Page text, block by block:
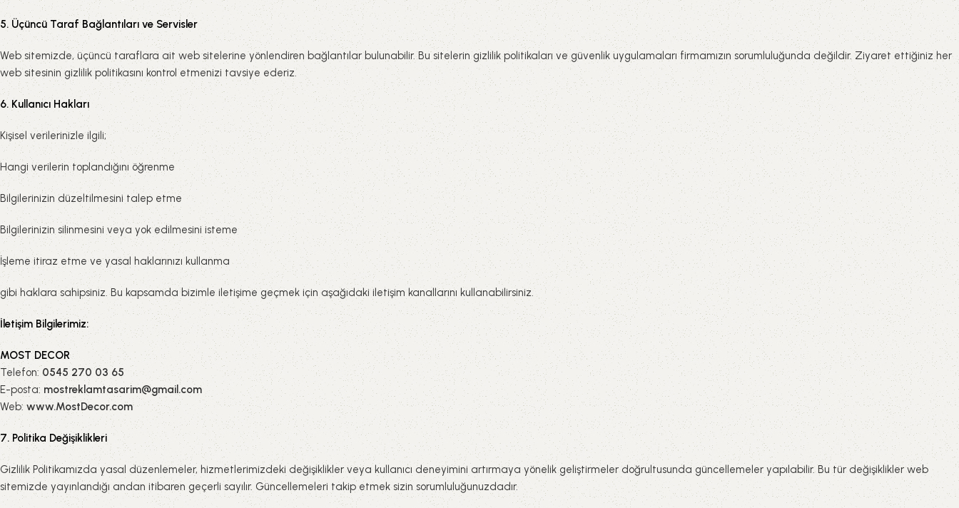
5. Üçüncü Taraf Bağlantıları ve Servisler
Web sitemizde, üçüncü taraflara ait web sitelerine yönlendiren bağlantılar bulunabilir. Bu sitelerin gizlilik politikaları ve güvenlik uygulamaları firmamızın sorumluluğunda değildir. Ziyaret ettiğiniz her
web sitesinin gizlilik politikasını kontrol etmenizi tavsiye ederiz.
6. Kullanıcı Hakları
Kişisel verilerinizle ilgili;
Hangi verilerin toplandığını öğrenme
Bilgilerinizin düzeltilmesini talep etme
Bilgilerinizin silinmesini veya yok edilmesini isteme
İşleme itiraz etme ve yasal haklarınızı kullanma
gibi haklara sahipsiniz. Bu kapsamda bizimle iletişime geçmek için aşağıdaki iletişim kanallarını kullanabilirsiniz.
İletişim Bilgilerimiz:
MOST DECOR
Telefon: 0545 270 03 65
E-posta: mostreklamtasarim@gmail.com
Web:www.MostDecor.com
7. Politika Değişiklikleri
Gizlilik Politikamızda yasal düzenlemeler, hizmetlerimizdeki değişiklikler veya kullanıcı deneyimini artırmaya yönelik geliştirmeler doğrultusunda güncellemeler yapılabilir. Bu tür değişiklikler web
sitemizde yayınlandığı andan itibaren geçerli sayılır. Güncellemeleri takip etmek sizin sorumluluğunuzdadır.